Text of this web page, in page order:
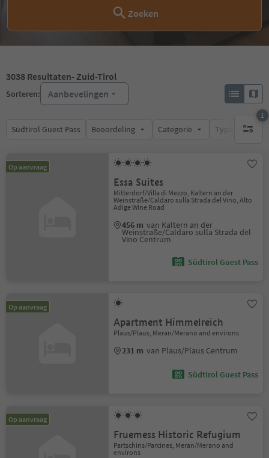
Zoeken
3038 Resultaten- Zuid-Tirol
Sorteren: Aanbevelingen
Südtirol Guest Pass Beoordeling Categorie Type catering
1
1
Op aanvraag
Essa Suites
Mitterdorf/Villa di Mezzo, Kaltern an der
Weinstraße/Caldaro sulla Strada del Vino, Alto
Adige Wine Road
456 m van Kaltern an der
Weinstraße/Caldaro sulla Strada del
Vino Centrum
Südtirol Guest Pass
Op aanvraag
Apartment Himmelreich
Plaus/Plaus, Meran/Merano and environs
231 m van Plaus/Plaus Centrum
Südtirol Guest Pass
Op aanvraag
Fruemess Historic Refugium
Partschins/Parcines, Meran/Merano and
environs